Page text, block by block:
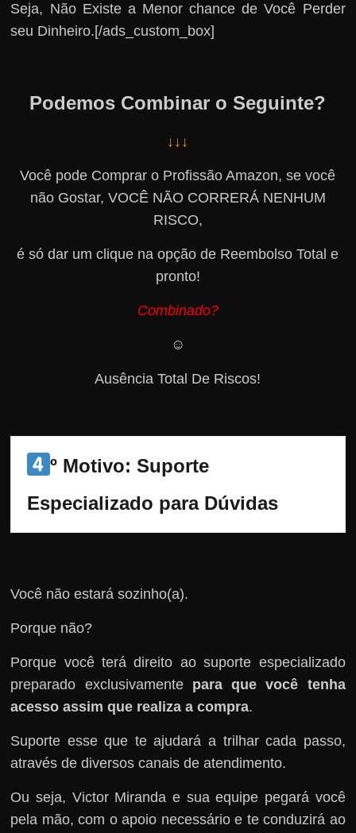
Seja, Não Existe a Menor chance de Você Perder
seu Dinheiro.[/ads_custom_box]
Podemos Combinar o Seguinte?
↓↓↓
Você pode Comprar o Profissão Amazon, se você
não Gostar, VOCÊ NÃO CORRERÁ NENHUM
RISCO,
é só dar um clique na opção de Reembolso Total e
pronto!
Combinado?
☺️
Ausência Total De Riscos!
º Motivo: Suporte
Especializado para Dúvidas
Você não estará sozinho(a).
Porque não?
Porque você terá direito ao suporte especializado
preparado exclusivamente para que você tenha
acesso assim que realiza a compra.
Suporte esse que te ajudará a trilhar cada passo,
através de diversos canais de atendimento.
Ou seja, Victor Miranda e sua equipe pegará você
pela mão, com o apoio necessário e te conduzirá ao